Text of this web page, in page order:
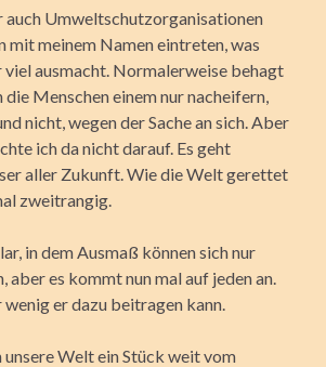
auch Umweltschutzorganisationen
mit meinem Namen eintreten, was
viel ausmacht. Normalerweise behagt
die Menschen einem nur nacheifern,
nicht, wegen der Sache an sich. Aber
ich da nicht darauf. Es geht
aller Zukunft. Wie die Welt gerettet
zweitrangig.
in dem Ausmaß können sich nur
aber es kommt nun mal auf jeden an.
er dazu beitragen kann.
unsere Welt ein Stück weit vom